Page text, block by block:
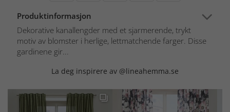
Produktinformasjon
Dekorative kanallengder med et sjarmerende, trykt
motiv av blomster i herlige, lettmatchende farger. Disse
gardinene gir...
La deg inspirere av @lineahemma.se